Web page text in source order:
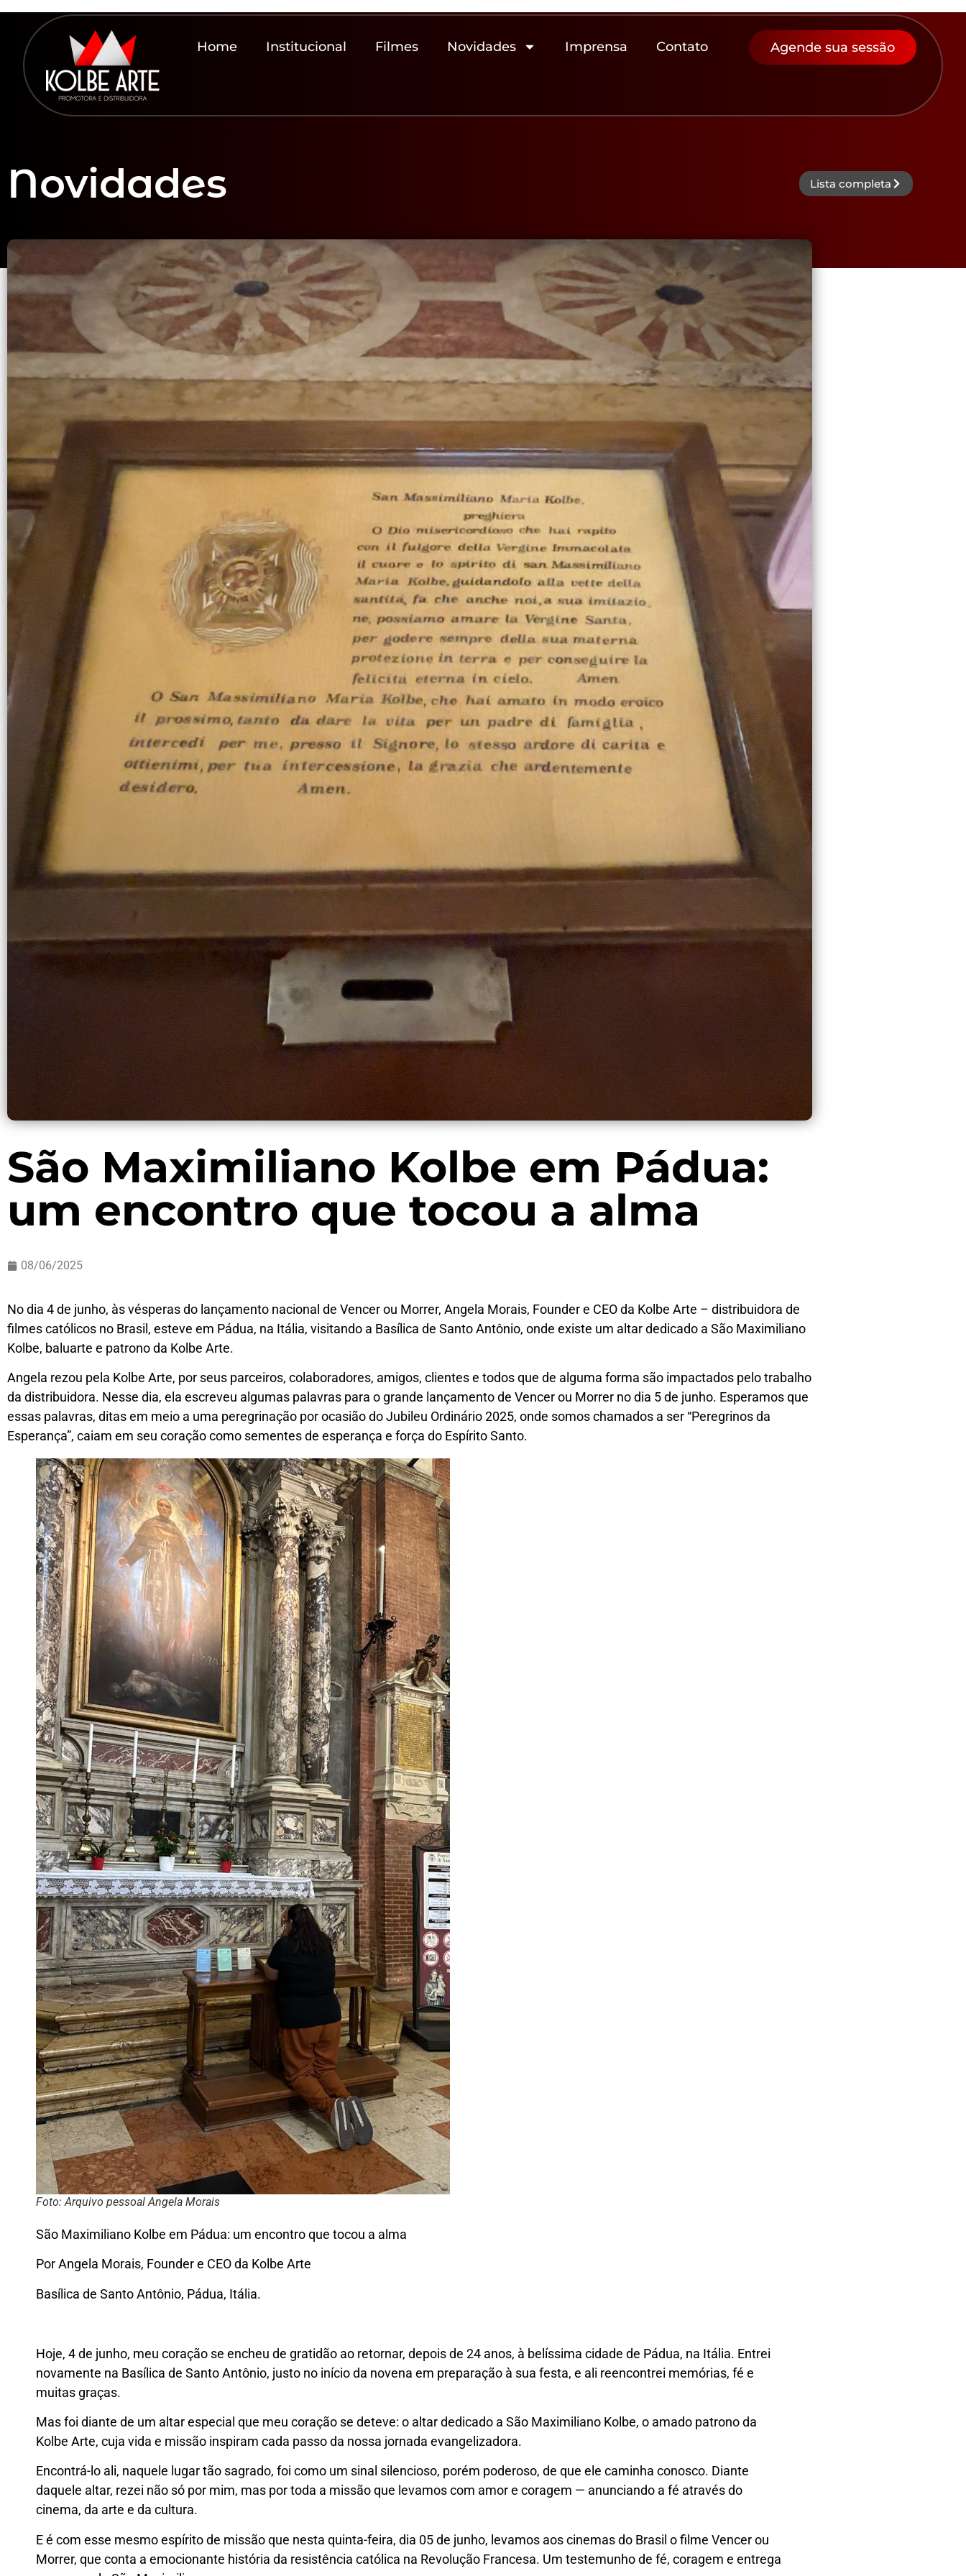
Home Institucional Filmes Novidades Imprensa Contato Agende sua sessão
Novidades Lista completa
São Maximiliano Kolbe em Pádua:
um encontro que tocou a alma
08/06/2025
No dia 4 de junho, às vésperas do lançamento nacional de Vencer ou Morrer, Angela Morais, Founder e CEO da Kolbe Arte – distribuidora de
filmes católicos no Brasil, esteve em Pádua, na Itália, visitando a Basílica de Santo Antônio, onde existe um altar dedicado a São Maximiliano
Kolbe, baluarte e patrono da Kolbe Arte.
Angela rezou pela Kolbe Arte, por seus parceiros, colaboradores, amigos, clientes e todos que de alguma forma são impactados pelo trabalho
da distribuidora. Nesse dia, ela escreveu algumas palavras para o grande lançamento de Vencer ou Morrer no dia 5 de junho. Esperamos que
essas palavras, ditas em meio a uma peregrinação por ocasião do Jubileu Ordinário 2025, onde somos chamados a ser “Peregrinos da
Esperança”, caiam em seu coração como sementes de esperança e força do Espírito Santo.
Foto: Arquivo pessoal Angela Morais
São Maximiliano Kolbe em Pádua: um encontro que tocou a alma
Por Angela Morais, Founder e CEO da Kolbe Arte
Basílica de Santo Antônio, Pádua, Itália.
Hoje, 4 de junho, meu coração se encheu de gratidão ao retornar, depois de 24 anos, à belíssima cidade de Pádua, na Itália. Entrei
novamente na Basílica de Santo Antônio, justo no início da novena em preparação à sua festa, e ali reencontrei memórias, fé e
muitas graças.
Mas foi diante de um altar especial que meu coração se deteve: o altar dedicado a São Maximiliano Kolbe, o amado patrono da
Kolbe Arte, cuja vida e missão inspiram cada passo da nossa jornada evangelizadora.
Encontrá-lo ali, naquele lugar tão sagrado, foi como um sinal silencioso, porém poderoso, de que ele caminha conosco. Diante
daquele altar, rezei não só por mim, mas por toda a missão que levamos com amor e coragem — anunciando a fé através do
cinema, da arte e da cultura.
E é com esse mesmo espírito de missão que nesta quinta-feira, dia 05 de junho, levamos aos cinemas do Brasil o filme Vencer ou
Morrer, que conta a emocionante história da resistência católica na Revolução Francesa. Um testemunho de fé, coragem e entrega